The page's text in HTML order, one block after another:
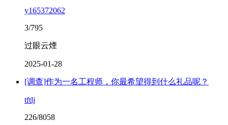
y165372062
3/795
过眼云煙
2025-01-28
[调查]作为一名工程师，你最希望得到什么礼品呢？
tftlj
226/8058